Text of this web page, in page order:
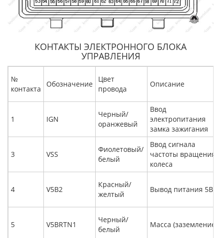
КОНТАКТЫ ЭЛЕКТРОННОГО БЛОКА
УПРАВЛЕНИЯ
№
контакта
Обозначение
Цвет
провода
Описание
1 IGN
Черный/
оранжевый
Ввод
электропитания
замка зажигания
3 VSS
Фиолетовый/
белый
Ввод сигнала
частоты вращения
колеса
4 V5B2
Красный/
желтый
Вывод питания 5В
5 V5BRTN1
Черный/
белый
Масса (заземление)